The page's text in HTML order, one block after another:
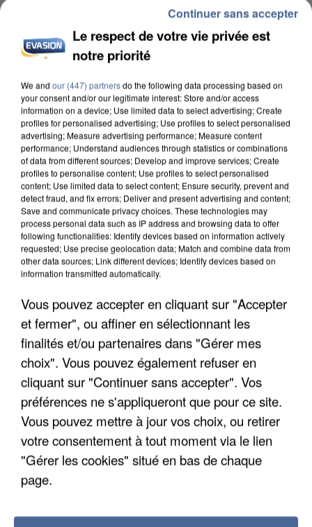
INCENDIES : L’ÎLE-DE-FRANCE LANCE UN ÉLAN
DE SOLIDARITÉ AVEC LES...
APRÈS TOUTES CES CANICULES, LES REFUGES
DE FAUNE SAUVAGE SONT...
Le respect de votre vie privée est
notre priorité
We and our (447) partnersdo the following data processing based on
your consent and/or our legitimate interest: Store and/or access
information on a device; Use limited data to select advertising; Create
profiles for personalised advertising; Use profiles to select personalised
advertising; Measure advertising performance; Measure content
performance; Understand audiences through statistics or combinations
of data from different sources; Develop and improve services; Create
profiles to personalise content; Use profiles to select personalised
content; Use limited data to select content; Ensure security, prevent and
detect fraud, and fix errors; Deliver and present advertising and content;
Save and communicate privacy choices. These technologies may
process personal data such as IP address and browsing data to offer
following functionalities: Identify devices based on information actively
requested; Use precise geolocation data; Match and combine data from
other data sources; Link different devices; Identify devices based on
information transmitted automatically.
Vous pouvez accepter en cliquant sur "Accepter
et fermer", ou affiner en sélectionnant les
finalités et/ou partenaires dans "Gérer mes
choix". Vous pouvez également refuser en
cliquant sur "Continuer sans accepter". Vos
préférences ne s'appliqueront que pour ce site.
Vous pouvez mettre à jour vos choix, ou retirer
votre consentement à tout moment via le lien
"Gérer les cookies" situé en bas de chaque
page.
Continuer sans accepter